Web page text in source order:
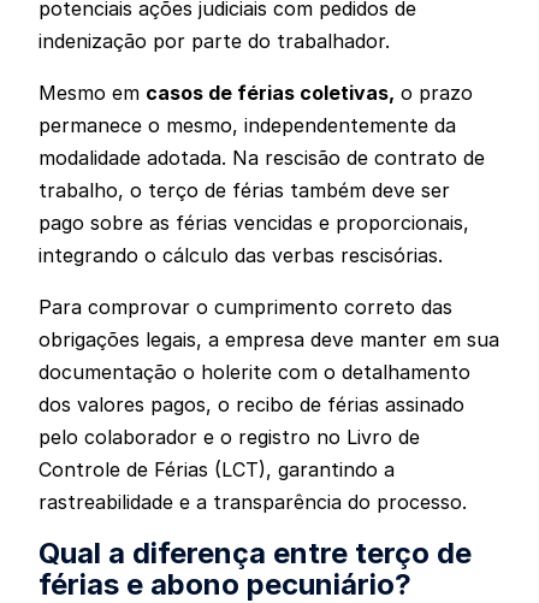
potenciais ações judiciais com pedidos de
indenização por parte do trabalhador.
Mesmo em casos de férias coletivas, o prazo
permanece o mesmo, independentemente da
modalidade adotada. Na rescisão de contrato de
trabalho, o terço de férias também deve ser
pago sobre as férias vencidas e proporcionais,
integrando o cálculo das verbas rescisórias.
Para comprovar o cumprimento correto das
obrigações legais, a empresa deve manter em sua
documentação o holerite com o detalhamento
dos valores pagos, o recibo de férias assinado
pelo colaborador e o registro no Livro de
Controle de Férias (LCT), garantindo a
rastreabilidade e a transparência do processo.
Qual a diferença entre terço de
férias e abono pecuniário?